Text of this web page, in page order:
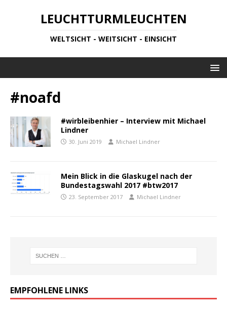
LEUCHTTURMLEUCHTEN
WELTSICHT - WEITSICHT - EINSICHT
#noafd
#wirbleibenhier – Interview mit Michael
Lindner
30. Juni 2019 Michael Lindner
Mein Blick in die Glaskugel nach der
Bundestagswahl 2017 #btw2017
23. September 2017 Michael Lindner
EMPFOHLENE LINKS